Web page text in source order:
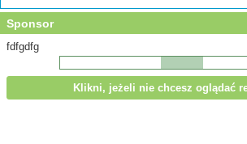
Sponsor
fdfgdfg
Klikni, jeżeli nie chcesz oglądać